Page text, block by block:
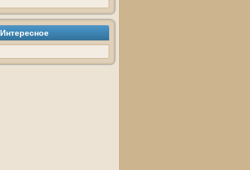
Интересное